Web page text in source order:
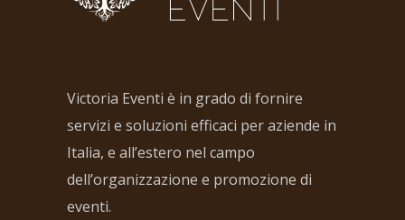
Victoria Eventi è in grado di fornire
servizi e soluzioni efficaci per aziende in
Italia, e all’estero nel campo
dell’organizzazione e promozione di
eventi.